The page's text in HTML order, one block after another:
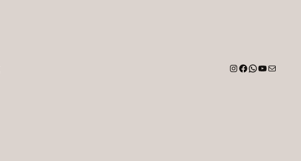
Instagram
Facebook
WhatsApp
YouTube
E-Mail